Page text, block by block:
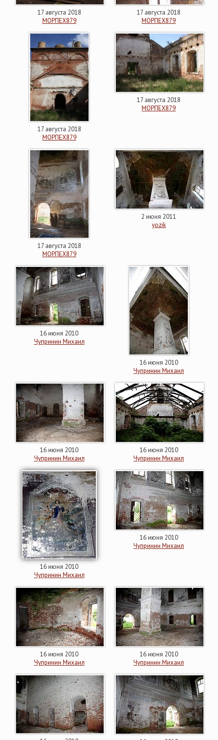
17 августа 2018
МОРПЕХ879
17 августа 2018
МОРПЕХ879
17 августа 2018
МОРПЕХ879
17 августа 2018
МОРПЕХ879
17 августа 2018
МОРПЕХ879
2 июня 2011
yozik
16 июня 2010
Чупринин Михаил
16 июня 2010
Чупринин Михаил
16 июня 2010
Чупринин Михаил
16 июня 2010
Чупринин Михаил
16 июня 2010
Чупринин Михаил
16 июня 2010
Чупринин Михаил
16 июня 2010
Чупринин Михаил
16 июня 2010
Чупринин Михаил